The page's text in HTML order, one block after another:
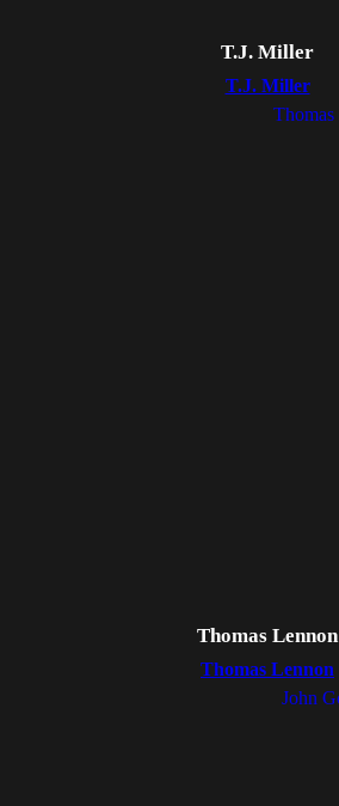
T.J. Miller
T.J. Miller
Thomas Lennon
Thomas Lennon